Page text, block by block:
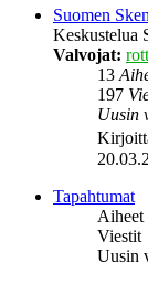
Suomen
Keskustelua
Valvojat:
13
197
Uusin
Tapahtumat
Aiheet
Viestit
Uusin